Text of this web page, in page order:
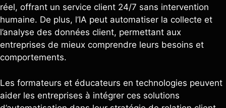
réel, offrant un service client 24/7 sans intervention
humaine. De plus, l’IA peut automatiser la collecte et
l’analyse des données client, permettant aux
entreprises de mieux comprendre leurs besoins et
comportements.
Les formateurs et éducateurs en technologies peuvent
aider les entreprises à intégrer ces solutions